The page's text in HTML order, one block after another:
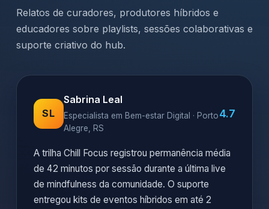
Relatos de curadores, produtores híbridos e
educadores sobre playlists, sessões colaborativas e
suporte criativo do hub.
SL
Sabrina Leal
Especialista em Bem-estar Digital · Porto
Alegre, RS
4.7
A trilha Chill Focus registrou permanência média
de 42 minutos por sessão durante a última live
de mindfulness da comunidade. O suporte
entregou kits de eventos híbridos em até 2